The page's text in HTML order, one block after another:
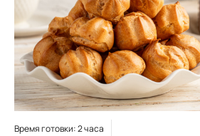
Время готовки: 2 часа